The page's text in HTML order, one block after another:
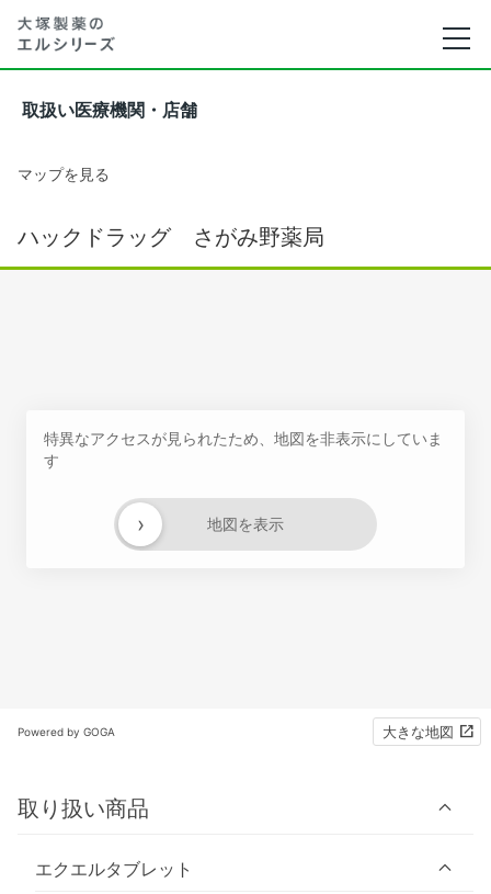
取扱い医療機関・店舗
マップを見る
ハックドラッグ さがみ野薬局
特異なアクセスが見られたため、地図を非表示にしていま
す
地図を表示
›
Powered by GOGA 大きな地図
取り扱い商品
エクエルタブレット